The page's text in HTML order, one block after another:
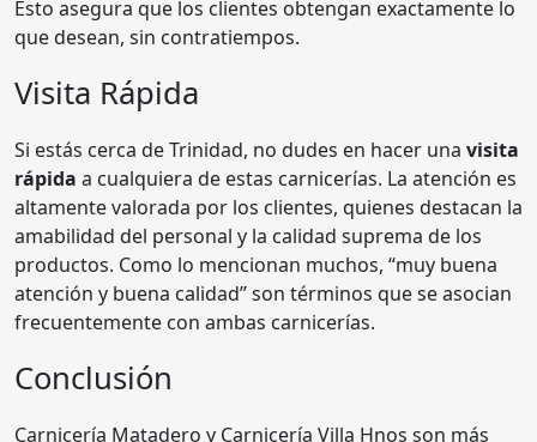
Esto asegura que los clientes obtengan exactamente lo
que desean, sin contratiempos.
Visita Rápida
Si estás cerca de Trinidad, no dudes en hacer una visita
rápida a cualquiera de estas carnicerías. La atención es
altamente valorada por los clientes, quienes destacan la
amabilidad del personal y la calidad suprema de los
productos. Como lo mencionan muchos, “muy buena
atención y buena calidad” son términos que se asocian
frecuentemente con ambas carnicerías.
Conclusión
Carnicería Matadero y Carnicería Villa Hnos son más